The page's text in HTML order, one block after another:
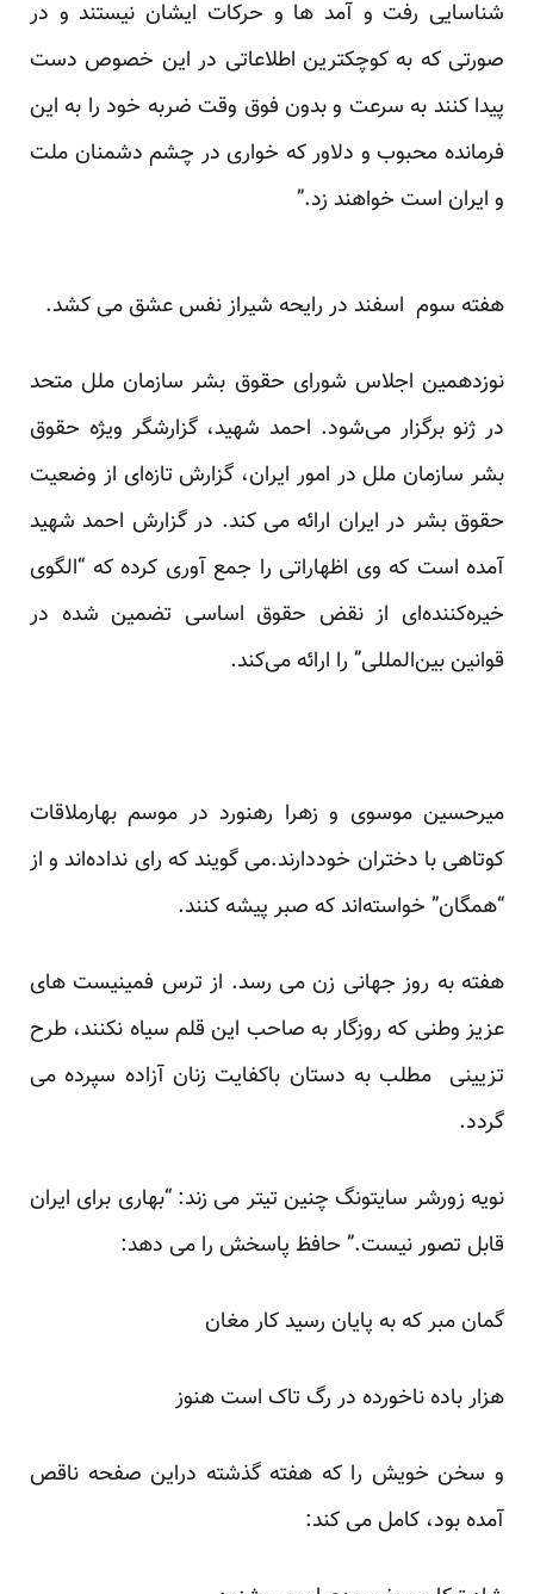
شناسایی رفت و آمد ها و حرکات ایشان نیستند و در
صورتی که به کوچکترین اطلاعاتی در این خصوص دست
پیدا کنند به سرعت و بدون فوق وقت ضربه خود را به این
فرمانده محبوب و دلاور که خواری در چشم دشمنان ملت
و ایران است خواهند زد.”
هفته سوم اسفند در رایحه شیراز نفس عشق می کشد.
نوزدهمین اجلاس شورای حقوق بشر سازمان ملل متحد
در ژنو برگزار می‌شود. احمد شهید، گزارشگر ویژه حقوق
بشر سازمان ملل در امور ایران، گزارش تازه‌ای از وضعیت
حقوق بشر در ایران ارائه می کند. در گزارش احمد شهید
آمده است که وی اظهاراتی را جمع آوری کرده که “الگوی
خیره‌کننده‌ای از نقض حقوق اساسی تضمین شده در
قوانین بین‌المللی” را ارائه می‌کند.
میرحسین موسوی و زهرا رهنورد در موسم بهارملاقات
کوتاهی با دختران خوددارند.می گویند که رای نداده‌اند و از
“همگان” خواسته‌اند که صبر پیشه کنند.
هفته به روز جهانی زن می رسد. از ترس فمینیست های
عزیز وطنی که روزگار به صاحب این قلم سیاه نکنند، طرح
تزیینی مطلب به دستان باکفایت زنان آزاده سپرده می
گردد.
نویه زورشر سایتونگ چنین تیتر می زند: “بهاری برای ایران
قابل تصور نیست.” حافظ پاسخش را می دهد:
گمان مبر که به پایان رسید کار مغان
هزار باده ناخورده در رگ تاک است هنوز
و سخن خویش را که هفته گذشته دراین صفحه ناقص
آمده بود، کامل می کند: